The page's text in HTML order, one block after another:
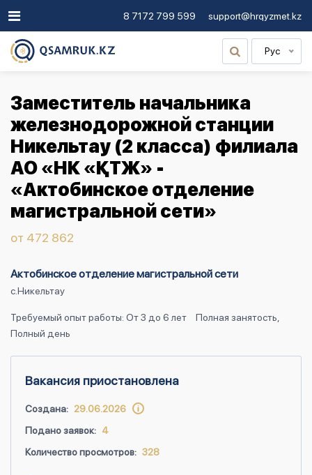
8 7172 799 599 support@hrqyzmet.kz
Рус
Заместитель начальника
железнодорожной станции
Никельтау (2 класса) филиала
АО «НК «ҚТЖ» -
«Актобинское отделение
магистральной сети»
от 472 862
Актобинское отделение магистральной сети
с.Никельтау
Требуемый опыт работы: От 3 до 6 лет
Полная занятость,
Полный день
Вакансия приостановлена
Создана: 29.06.2026
Подано заявок: 4
Количество просмотров: 328